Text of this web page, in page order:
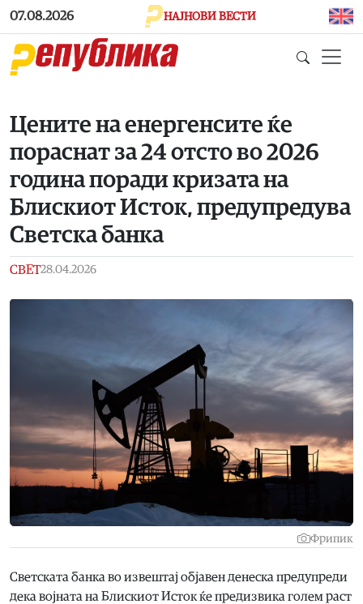
Skip to main content
07.08.2026 НАЈНОВИ ВЕСТИ
Цените на енергенсите ќе
пораснат за 24 отсто во 2026
година поради кризата на
Блискиот Исток, предупредува
Светска банка
СВЕТ28.04.2026
Фрипик
Светската банка во извештај објавен денеска предупреди
дека војната на Блискиот Исток ќе предизвика голем раст